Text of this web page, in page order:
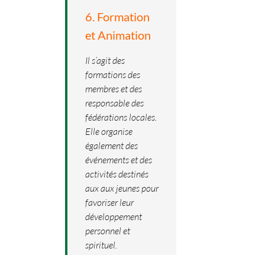
6. Formation
et Animation
Il s’agit des
formations des
membres et des
responsable des
fédérations locales.
Elle organise
également des
événements et des
activités destinés
aux aux jeunes pour
favoriser leur
développement
personnel et
spirituel.